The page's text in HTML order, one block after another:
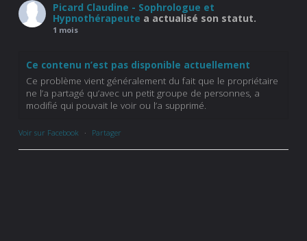
Picard Claudine - Sophrologue et
Hypnothérapeute a actualisé son statut.
1 mois
Ce contenu n’est pas disponible actuellement
Ce problème vient généralement du fait que le propriétaire
ne l’a partagé qu’avec un petit groupe de personnes, a
modifié qui pouvait le voir ou l’a supprimé.
Voir sur Facebook · Partager